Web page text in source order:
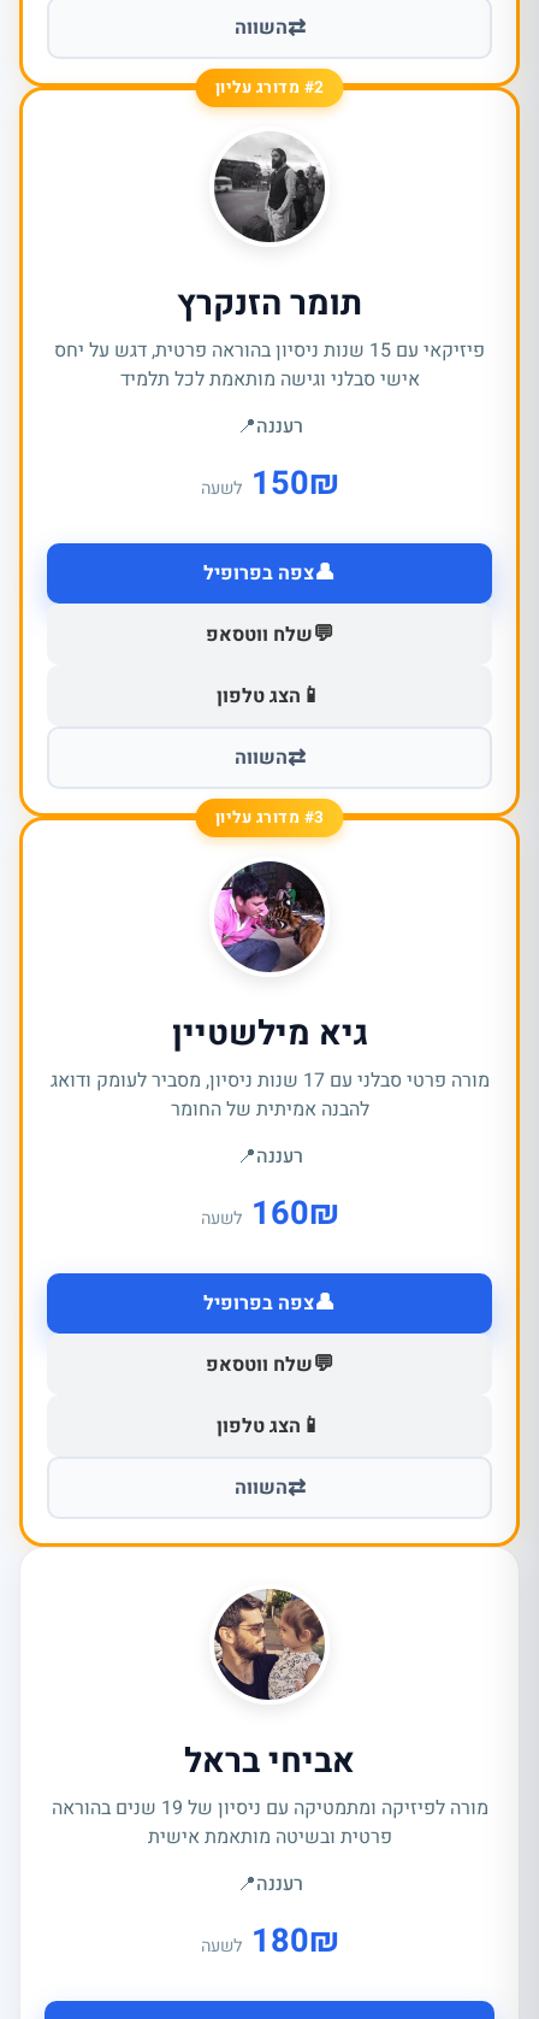
⇄השווה
#2 מדורג עליון
תומר הזנקרץ
פיזיקאי עם 15 שנות ניסיון בהוראה פרטית, דגש על יחס
אישי סבלני וגישה מותאמת לכל תלמיד
רעננה📍
₪
150 לשעה
👤צפה בפרופיל
💬שלח ווטסאפ
📱 הצג טלפון
⇄השווה
#3 מדורג עליון
גיא מילשטיין
מורה פרטי סבלני עם 17 שנות ניסיון, מסביר לעומק ודואג
להבנה אמיתית של החומר
רעננה📍
₪
160 לשעה
👤צפה בפרופיל
💬שלח ווטסאפ
📱 הצג טלפון
⇄השווה
אביחי בראל
מורה לפיזיקה ומתמטיקה עם ניסיון של 19 שנים בהוראה
פרטית ובשיטה מותאמת אישית
רעננה📍
₪
180 לשעה